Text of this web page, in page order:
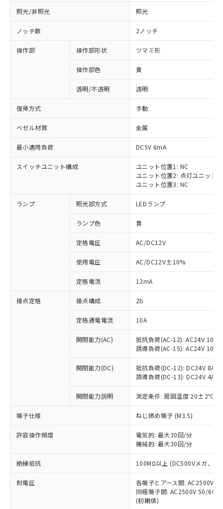
照光/非照光 照光
ノッチ数 2ノッチ
操作部 操作部形状 ツマミ形
操作部色 黄
透明/不透明 透明
復帰方式 手動
ベゼル材質 金属
最小適用負荷 DC5V 6mA
スイッチユニット構成
ユニット位置1: NC
ユニット位置2: 点灯ユニット
ユニット位置3: NC
ランプ 照光部方式 LEDランプ
ランプ色 黄
定格電圧 AC/DC12V
使用電圧 AC/DC12V±10%
定格電流 12mA
接点定格 接点構成 2b
定格通電電流 10A
開閉能力(AC)
抵抗負荷(AC-12): AC24V 10A/
誘導負荷(AC-15): AC24V
開閉能力(DC)
抵抗負荷(DC-12): DC24V 8A/
誘導負荷(DC-13): DC24V 4A/
開閉能力説明 測定条件: 周囲温度 20±2℃、
端子仕様 ねじ締め端子 (M3.5)
許容操作頻度
電気的: 最大30回/分
機械的: 最大30回/分
絶縁抵抗 100MΩ以上 (DC500Vメガ、点
耐電圧
各端子とアース間: AC2500V
同極端子間: AC2500V 50/
(初期値)
ご利用条件
以下の条件をお読みいただき、同意のうえ
ご利用ください。
本サービスは、当社制御機器事業取扱
商品の当社在庫状況および標準価格
(税抜)を提供させていただくもので
当社制御機器事業取扱商品の中には、
本サービスの対象外となる商品もある
ことをご了承ください。
在庫状況および標準価格照会結果は、
記載している更新日時点での社内デー
タに基づき作成されるものであり、閲
覧された時点での実際の在庫および標
準価格とは異なる場合があることをご
※1 対応状況
対応済み：EU RoHS指令（10物質）の
非含有に対応した製品が提供可能な商品で
す。
対応予定：EU RoHS指令（10物質）の非含
有に対応した製品に切り替える予定のある
対応予定なし：EU RoHS指令（10物質）の
非含有に非対応の商品で、対応品を出す予
定はありません。
調査・確認中：EU RoHS指令（10物質）の
非含有の対応状況を調査中または確認中の
非該当品：ライセンス料など無形物で、有
害物質有無と関係のない商品です。
仕入先様の事情により、非含有部品として
いたものが、含有品と判明した場合などや
むを得ず変更することがあります。
六価クロム(Cr(Ⅵ)) 1000ppm以下、ポリ臭化ビフェニル
類(PBB) 1000ppm以下、ポリ臭化ジフェニルエーテル類
「○」：最大均質材料含有率が中国RoHSの
基準値以下であることを示します。
「×」：最大均質材料含有率が中国RoHSの
基準値を超えていることを示します。
「－」：未確認です。当社販売部門へお問
*中国RoHS10物質の基準値 (GB/T26572)：
Pb(鉛) :1000ppm、 Hg(水銀) : 1000ppm、 Cd(カドミウ
Cr(Ⅵ)(六価クロム) : 1000ppm、 PBBs(ポリ臭化ビフェ
当社は、これら貴社製品のうち、外国
為替および外国貿易法に定める商品
（以下｢規制貨物等」という）を輸出
または国外への提供する場合は、日本
国政府の輸出許可(または役務取引許
可)を取得するなどの必要な手続きを